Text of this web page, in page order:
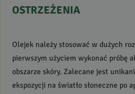
OSTRZEŻENIA
Olejek należy stosować w dużych
pierwszym użyciem wykonać próbę
obszarze skóry. Zalecane jest
ekspozycji na światło słoneczne po